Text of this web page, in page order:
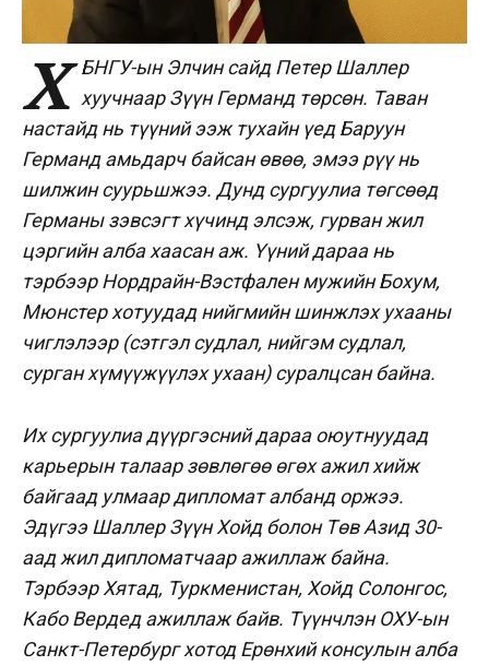
Х БНГУ-ын Элчин сайд Петер Шаллер
хуучнаар Зүүн Германд төрсөн. Таван
настайд нь түүний ээж тухайн үед Баруун
Германд амьдарч байсан өвөө, эмээ рүү нь
шилжин суурьшжээ. Дунд сургуулиа төгсөөд
Германы зэвсэгт хүчинд элсэж, гурван жил
цэргийн алба хаасан аж. Үүний дараа нь
тэрбээр Нордрайн-Вэстфален мужийн Бохум,
Мюнстер хотуудад нийгмийн шинжлэх ухааны
чиглэлээр (сэтгэл судлал, нийгэм судлал,
сурган хүмүүжүүлэх ухаан) суралцсан байна.
Их сургуулиа дүүргэсний дараа оюутнуудад
карьерын талаар зөвлөгөө өгөх ажил хийж
байгаад улмаар дипломат албанд оржээ.
Эдүгээ Шаллер Зүүн Хойд болон Төв Азид 30-
аад жил дипломатчаар ажиллаж байна.
Тэрбээр Хятад, Туркменистан, Хойд Солонгос,
Кабо Вердед ажиллаж байв. Түүнчлэн ОХУ-ын
Санкт-Петербург хотод Ерөнхий консулын алба